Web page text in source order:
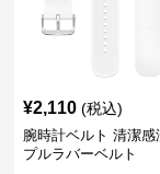
¥2,110 (税込)
腕時計ベルト 清潔感
プルラバーベルト